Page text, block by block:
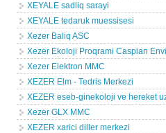
XEYALE sadliq sarayi
XEYALE tedaruk muessisesi
Xezer Baliq ASC
Xezer Ekoloji Proqrami Caspian
Xezer Elektron MMC
XEZER Elm - Tedris Merkezi
XEZER eseb-ginekoloji ve hereket
Xezer GLX MMC
XEZER xarici diller merkezi